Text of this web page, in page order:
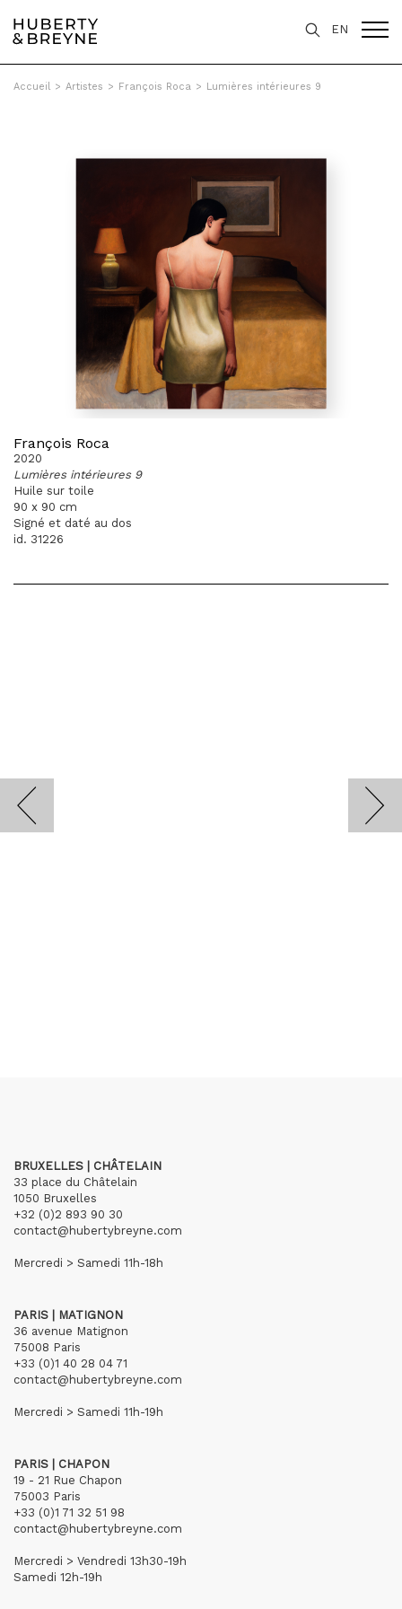
EN
Accueil > Artistes > François Roca > Lumières intérieures 9
François Roca
2020
Lumières intérieures 9
Huile sur toile
90 x 90 cm
Signé et daté au dos
id. 31226
BRUXELLES | CHÂTELAIN
33 place du Châtelain
1050 Bruxelles
+32 (0)2 893 90 30
contact@hubertybreyne.com
Mercredi > Samedi 11h-18h
PARIS | MATIGNON
36 avenue Matignon
75008 Paris
+33 (0)1 40 28 04 71
contact@hubertybreyne.com
Mercredi > Samedi 11h-19h
PARIS | CHAPON
19 - 21 Rue Chapon
75003 Paris
+33 (0)1 71 32 51 98
contact@hubertybreyne.com
Mercredi > Vendredi 13h30-19h
Samedi 12h-19h